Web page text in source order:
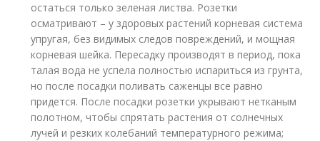
остаться только зеленая листва. Розетки
осматривают – у здоровых растений корневая система
упругая, без видимых следов повреждений, и мощная
корневая шейка. Пересадку производят в период, пока
талая вода не успела полностью испариться из грунта,
но после посадки поливать саженцы все равно
придется. После посадки розетки укрывают нетканым
полотном, чтобы спрятать растения от солнечных
лучей и резких колебаний температурного режима;